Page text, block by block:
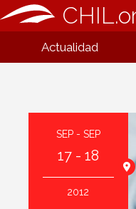
Actualidad
SEP - SEP
17 - 18
2012
34000
France